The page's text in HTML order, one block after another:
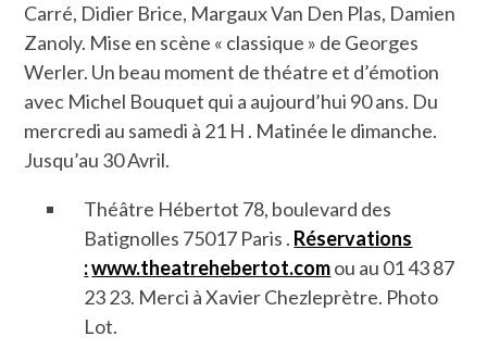
Carré, Didier Brice, Margaux Van Den Plas, Damien
Zanoly. Mise en scène « classique » de Georges
Werler. Un beau moment de théatre et d’émotion
avec Michel Bouquet qui a aujourd’hui 90 ans. Du
mercredi au samedi à 21 H . Matinée le dimanche.
Jusqu’au 30 Avril.
Théâtre Hébertot 78, boulevard des
Batignolles 75017 Paris . Réservations
:www.theatrehebertot.comou au 01 43 87
23 23. Merci à Xavier Chezleprètre. Photo
Lot.